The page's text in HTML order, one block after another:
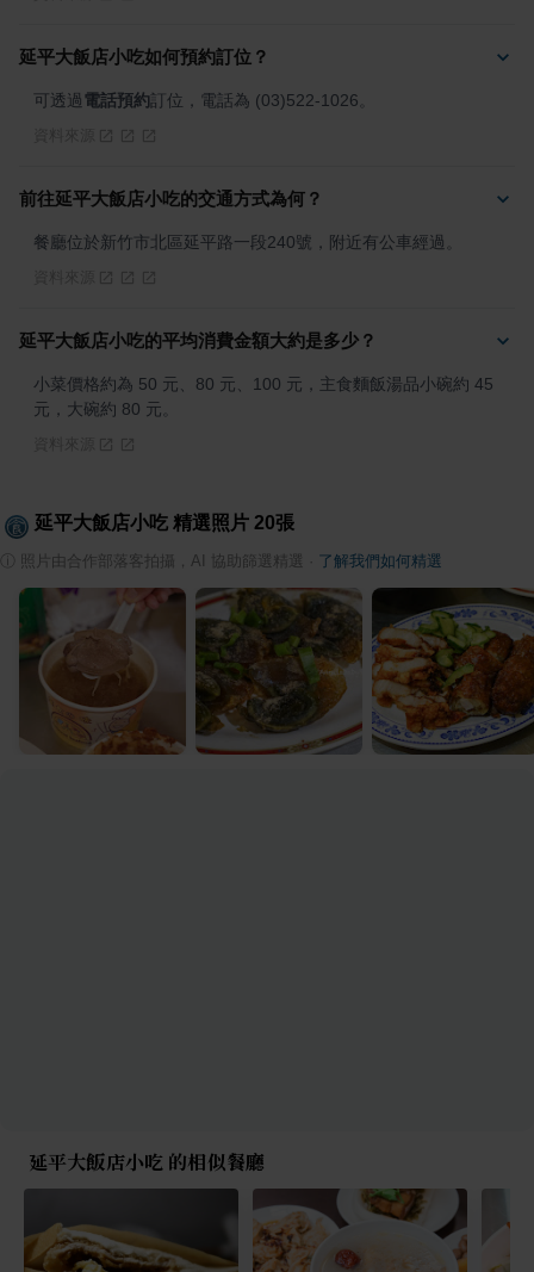
延平大飯店小吃如何預約訂位？
可透過電話預約訂位，電話為 (03)522-1026。
前往延平大飯店小吃的交通方式為何？
餐廳位於新竹市北區延平路一段240號，附近有公車經過。
延平大飯店小吃的平均消費金額大約是多少？
小菜價格約為 50 元、80 元、100 元，主食麵飯湯品小碗約 45
元，大碗約 80 元。
延平大飯店小吃 精選照片 20張
照片由合作部落客拍攝，AI 協助篩選精選 了解我們如何精選
延平大飯店小吃 的相似餐廳